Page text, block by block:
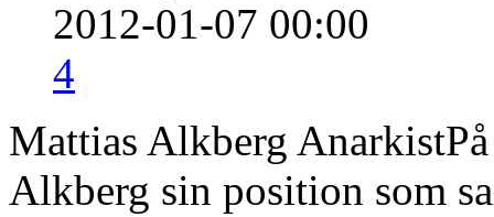
2012-01-07 00:00
4
Mattias Alkberg
Alkberg sin position som